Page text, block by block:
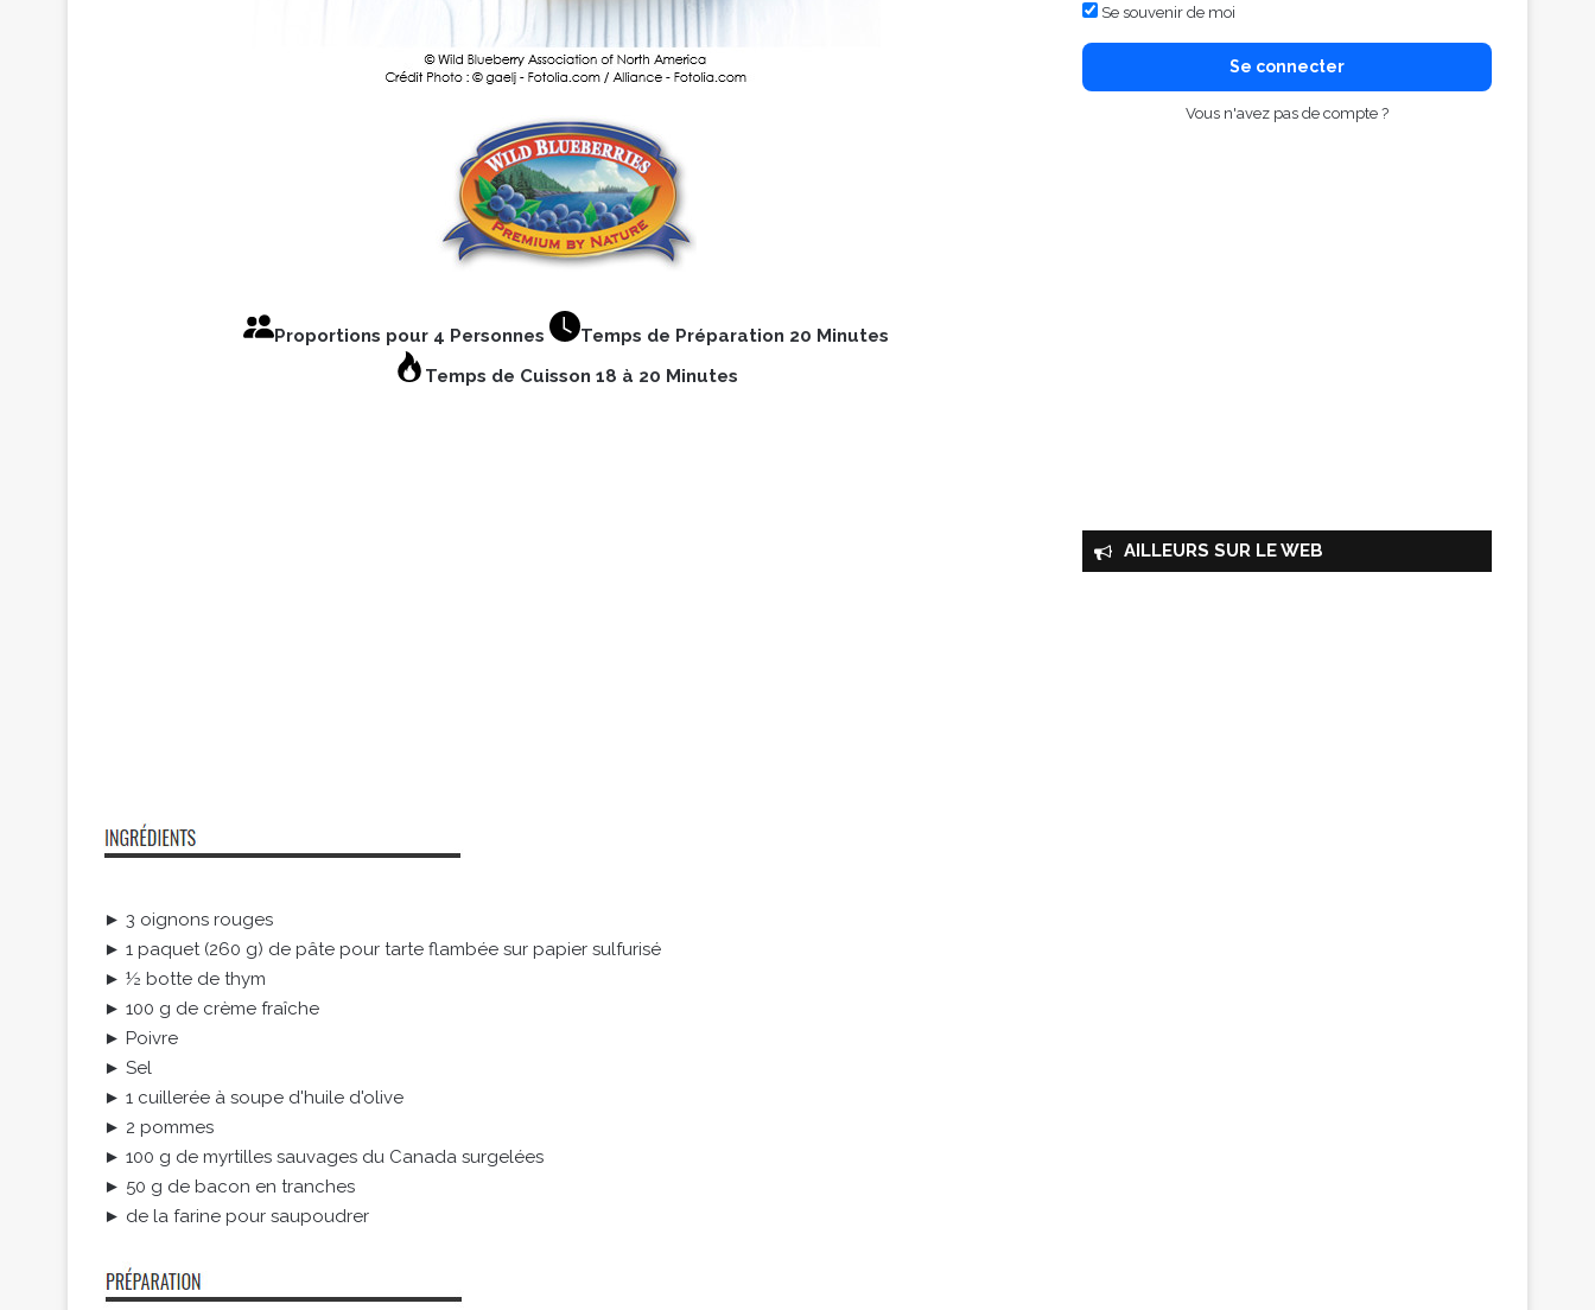
Proportions pour 4 Personnes
Temps de Préparation 20 Minutes
Temps de Cuisson 18 à 20 Minutes
► 3 oignons rouges
► 1 paquet (260 g) de pâte pour tarte flambée sur papier sulfurisé
► ½ botte de thym
► 100 g de crème fraîche
► Poivre
► Sel
► 1 cuillerée à soupe d'huile d'olive
► 2 pommes
► 100 g de myrtilles sauvages du Canada surgelées
► 50 g de bacon en tranches
► de la farine pour saupoudrer
Se souvenir de moi
Se connecter
Vous n'avez pas de compte ?
AILLEURS SUR LE WEB